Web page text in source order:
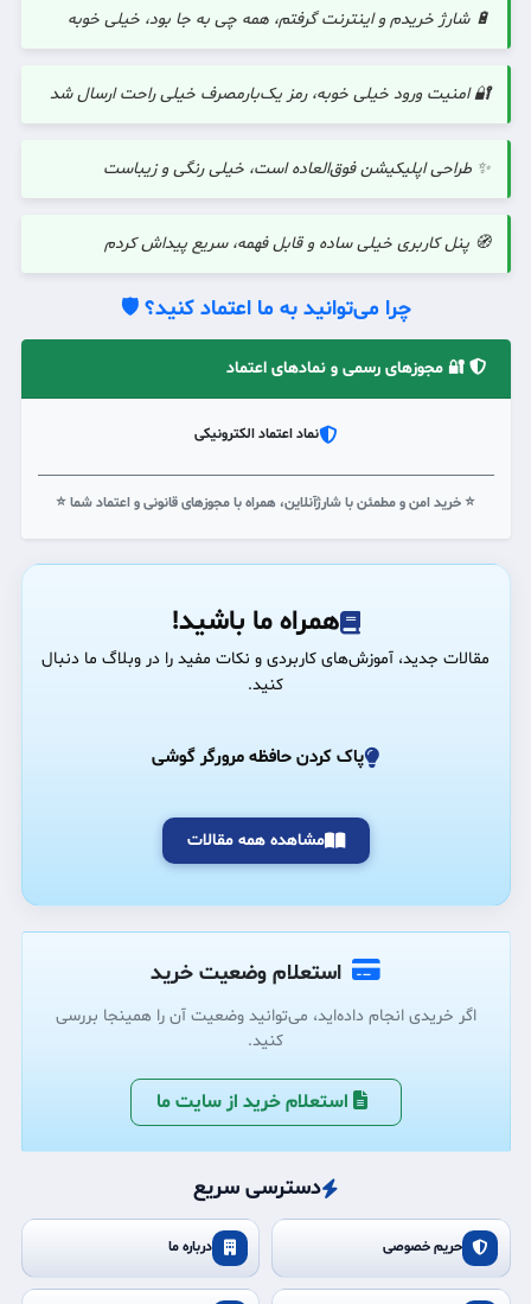
🔋 شارژ خریدم و اینترنت گرفتم، همه چی به جا بود، خیلی خوبه
🔐 امنیت ورود خیلی خوبه، رمز یک‌بارمصرف خیلی راحت ارسال شد
✨ طراحی اپلیکیشن فوق‌العاده است، خیلی رنگی و زیباست
🧭 پنل کاربری خیلی ساده و قابل فهمه، سریع پیداش کردم
چرا می‌توانید به ما اعتماد کنید؟ 🛡️
🔐 مجوزهای رسمی و نمادهای اعتماد
نماد اعتماد الکترونیکی
⭐ خرید امن و مطمئن با شارژآنلاین، همراه با مجوزهای قانونی و اعتماد شما ⭐
همراه ما باشید!
مقالات جدید، آموزش‌های کاربردی و نکات مفید را در وبلاگ ما دنبال
کنید.
پاک کردن حافظه مرورگر گوشی
مشاهده همه مقالات
استعلام وضعیت خرید
اگر خریدی انجام داده‌اید، می‌توانید وضعیت آن را همینجا بررسی
کنید.
استعلام خرید از سایت ما
دسترسی سریع
حریم خصوصی درباره ما